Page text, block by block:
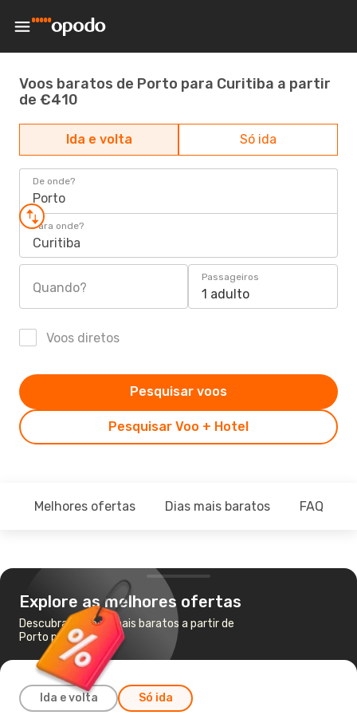
Voos baratos de Porto para Curitiba a partir
de €410
Ida e volta Só ida
De onde?
Porto
Para onde?
Curitiba
Quando?
Passageiros
1 adulto
Voos diretos
Pesquisar Voo + Hotel
Pesquisar voos
Melhores ofertas Dias mais baratos FAQ
Explore as melhores ofertas
Descubra os voos mais baratos a partir de
Porto para Curitiba
Ida e volta Só ida